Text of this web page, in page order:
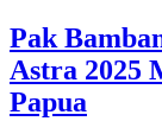
Pak
Astra 2025
Papua